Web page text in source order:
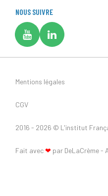
NOUS SUIVRE
Fait avec❤ par DeLaCrème -
Mentions légales
CGV
2016 - 2026 © L'institut